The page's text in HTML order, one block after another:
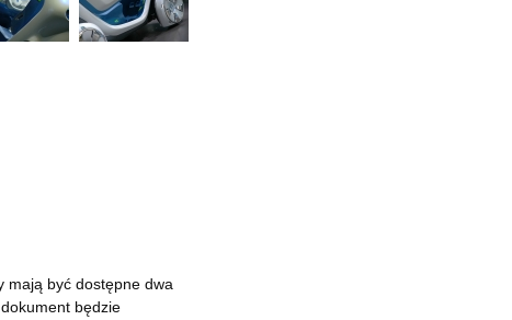
mają być dostępne dwa
będzie